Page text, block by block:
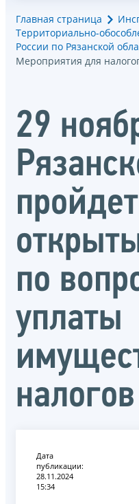
Главная страница
Территориально-
России по Рязанской
Мероприятия для
29
по
уплаты
налогов
Дата
публикации:
28.11.2024
15:34